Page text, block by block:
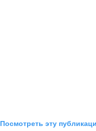
Посмотреть эту